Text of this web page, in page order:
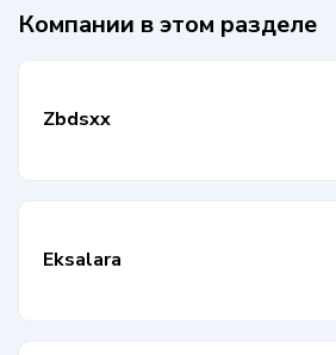
Компании в этом разделе
Zbdsxx
Eksalara